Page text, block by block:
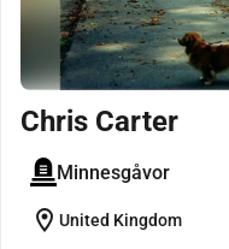
Chris Carter
Minnesgåvor
location_on United Kingdom